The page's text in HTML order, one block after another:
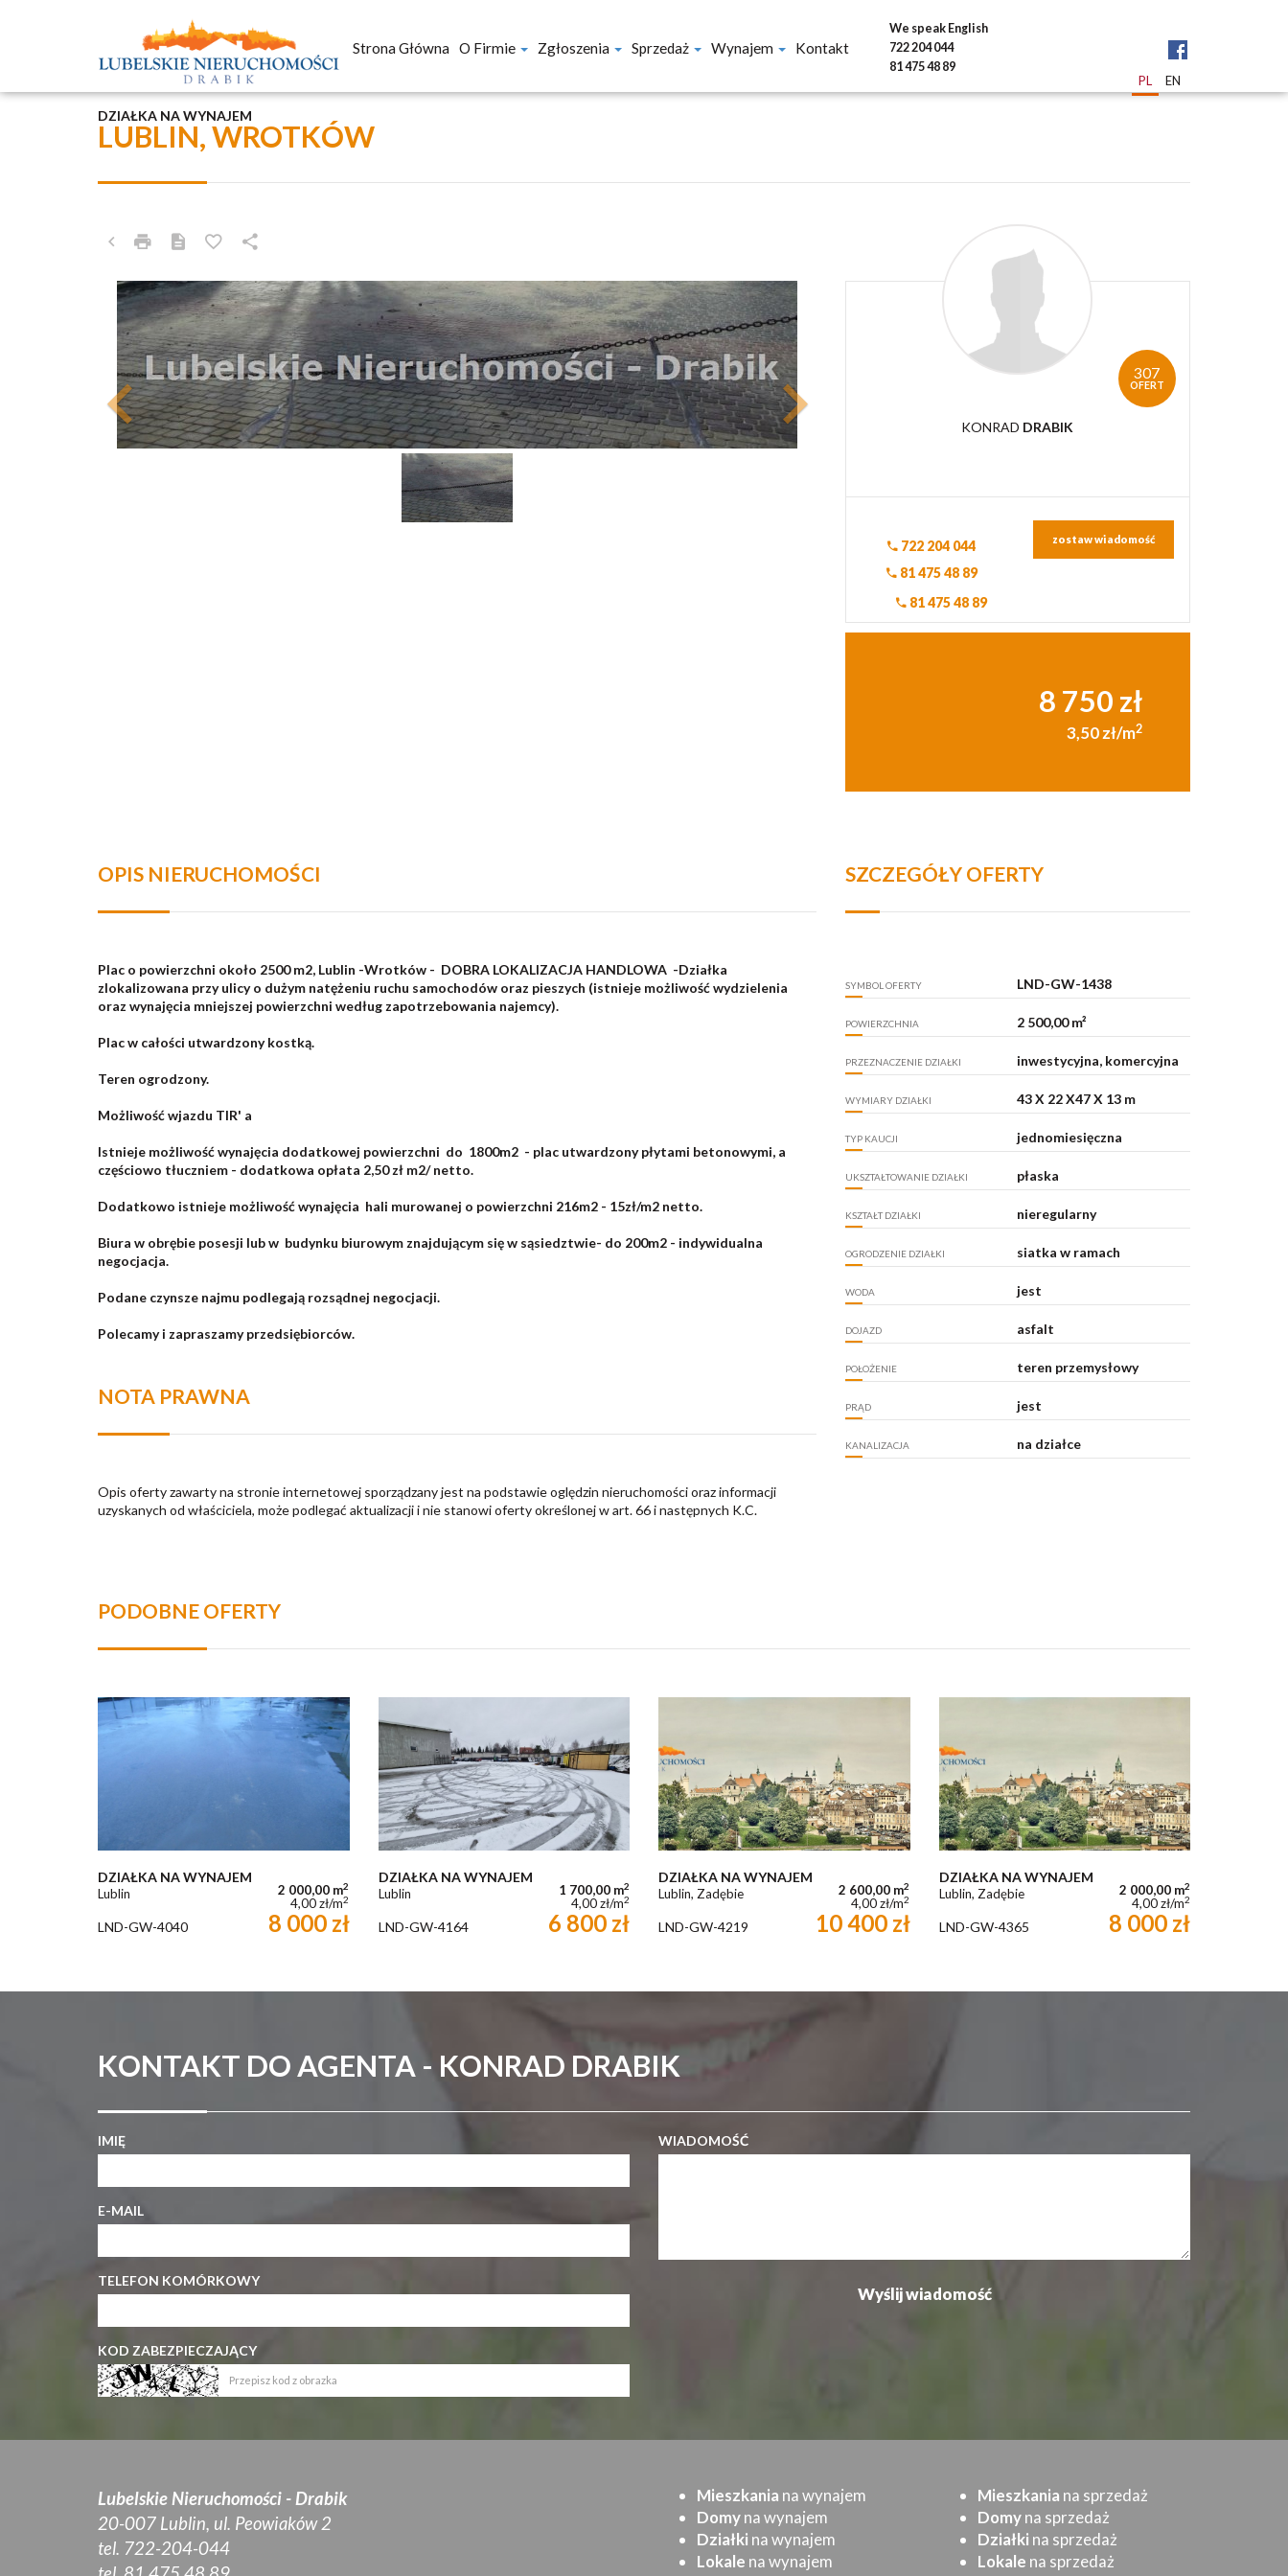
Strona Główna O Firmie Zgłoszenia Sprzedaż Wynajem Kontakt
We speak English
722 204 044
81 475 48 89
PL EN
LUBLIN, WROTKÓW
DZIAŁKA NA WYNAJEM
307
OFERT
KONRAD DRABIK
722 204 044
81 475 48 89
81 475 48 89
zostaw wiadomość
8 750 zł
3,50 zł/m2
OPIS NIERUCHOMOŚCI
Plac o powierzchni około 2500 m2, Lublin -Wrotków - DOBRA LOKALIZACJA HANDLOWA -Działka
zlokalizowana przy ulicy o dużym natężeniu ruchu samochodów oraz pieszych (istnieje możliwość wydzielenia
oraz wynajęcia mniejszej powierzchni według zapotrzebowania najemcy).
Plac w całości utwardzony kostką.
Teren ogrodzony.
Możliwość wjazdu TIR' a
Istnieje możliwość wynajęcia dodatkowej powierzchni do 1800m2 - plac utwardzony płytami betonowymi, a
częściowo tłuczniem - dodatkowa opłata 2,50 zł m2/ netto.
Dodatkowo istnieje możliwość wynajęcia hali murowanej o powierzchni 216m2 - 15zł/m2 netto.
Biura w obrębie posesji lub w budynku biurowym znajdującym się w sąsiedztwie- do 200m2 - indywidualna
negocjacja.
Podane czynsze najmu podlegają rozsądnej negocjacji.
Polecamy i zapraszamy przedsiębiorców.
NOTA PRAWNA
Opis oferty zawarty na stronie internetowej sporządzany jest na podstawie oględzin nieruchomości oraz informacji
uzyskanych od właściciela, może podlegać aktualizacji i nie stanowi oferty określonej w art. 66 i następnych K.C.
SZCZEGÓŁY OFERTY
SYMBOL OFERTY LND-GW-1438
POWIERZCHNIA 2 500,00 m²
PRZEZNACZENIE DZIAŁKI inwestycyjna, komercyjna
WYMIARY DZIAŁKI 43 X 22 X47 X 13 m
TYP KAUCJI jednomiesięczna
UKSZTAŁTOWANIE DZIAŁKI płaska
KSZTAŁT DZIAŁKI nieregularny
OGRODZENIE DZIAŁKI siatka w ramach
WODA jest
DOJAZD asfalt
POŁOŻENIE teren przemysłowy
PRĄD jest
KANALIZACJA na działce
PODOBNE OFERTY
DZIAŁKA NA WYNAJEM
Lublin 2 000,00 m2
4,00 zł/m2
LND-GW-4040 8 000 zł
DZIAŁKA NA WYNAJEM
Lublin 1 700,00 m2
4,00 zł/m2
LND-GW-4164 6 800 zł
DZIAŁKA NA WYNAJEM
Lublin, Zadębie 2 600,00 m2
4,00 zł/m2
LND-GW-4219 10 400 zł
DZIAŁKA NA WYNAJEM
Lublin, Zadębie 2 000,00 m2
4,00 zł/m2
LND-GW-4365 8 000 zł
KONTAKT DO AGENTA - KONRAD DRABIK
IMIĘ
E-MAIL
TELEFON KOMÓRKOWY
KOD ZABEZPIECZAJĄCY
WIADOMOŚĆ
Lubelskie Nieruchomości - Drabik
20-007 Lublin, ul. Peowiaków 2
tel. 722-204-044
Mieszkania na wynajem
Domyna wynajem
Działki na wynajem
Lokale na wynajem
Mieszkania na sprzedaż
Domyna sprzedaż
Działki na sprzedaż
Lokale na sprzedaż